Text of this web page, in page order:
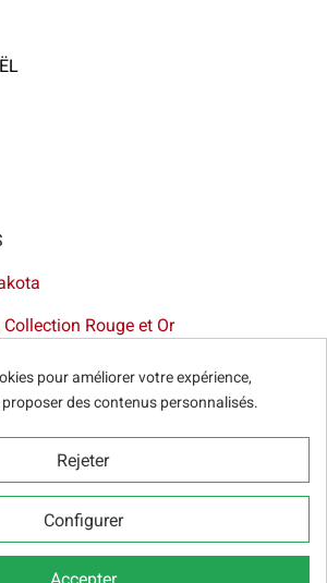
Rouge et Or
blanc
-Livraison de sapin artificiel à
votre sapin à Nantes-Livraison de
artificiel à Bordeaux
pour améliorer votre expérience,
proposer des contenus personnalisés.
Rejeter
Configurer